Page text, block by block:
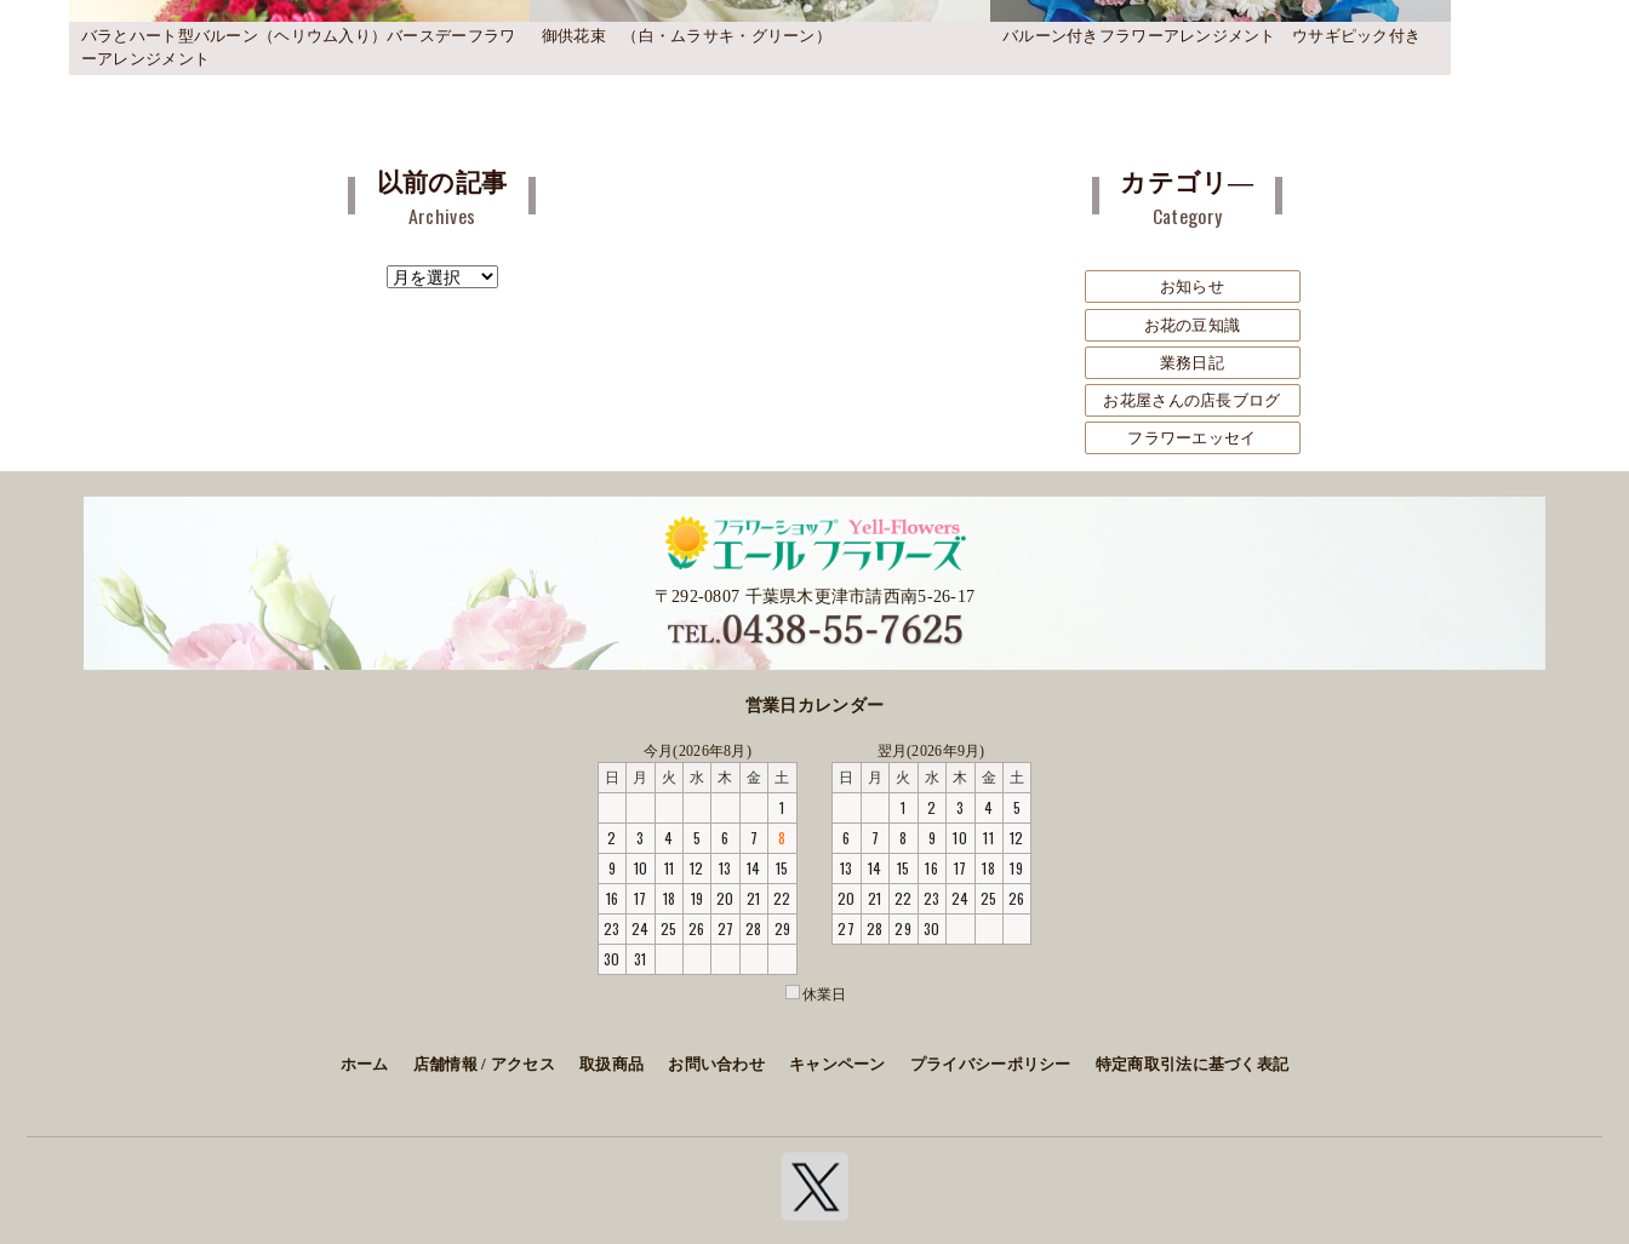
バラとハート型バルーン（ヘリウム入り）バースデーフラワ
ーアレンジメント
御供花束 （白・ムラサキ・グリーン） バルーン付きフラワーアレンジメント ウサギピック付き
以前の記事
Archives
ア
カテゴリ―
Category
お知らせ
お花の豆知識
業務日記
お花屋さんの店長ブログ
フラワーエッセイ
〒292-0807 千葉県木更津市請西南5-26-17
営業日カレンダー
今月(2026年8月)
日
月 火 水 木 金 土
1
2
3 4 5 6 7
8
9
10 11 12 13 14
15
16
17 18 19 20 21
22
23
24 25 26 27 28
29
30
31
翌月(2026年9月)
日
月 火 水 木 金 土
1 2 3 4
5
6
7 8 9 10 11
12
13
14 15 16 17 18
19
20
21 22 23 24 25
26
27
28 29 30
休業日
ホーム 店舗情報 / アクセス 取扱商品 お問い合わせ キャンペーン プライバシーポリシー 特定商取引法に基づく表記